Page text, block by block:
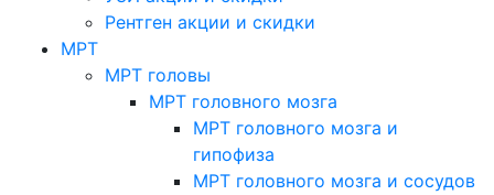
Рентген акции и скидки
МРТ
МРТ головы
МРТ головного мозга
МРТ головного мозга и
гипофиза
МРТ головного мозга и сосудов